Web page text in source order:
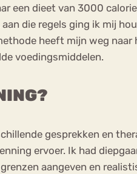
een dieet van 3000
die regels ging ik mij
heeft mijn weg
voedingsmiddelen.
gesprekken en
ervoer. Ik had
aangeven en